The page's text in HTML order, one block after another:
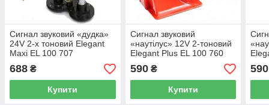
Сигнал звуковий «дудка»
24V 2-х тоновий Elegant
Maxi EL 100 707
металічний ( SL-1008C )
688 ₴
Купити
Сигнал звуковий
«наутілус» 12V 2-тоновий
Elegant Plus EL 100 760
червоний розширений
590₴
Купити
590